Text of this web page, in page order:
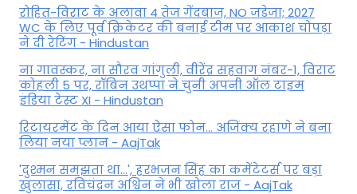
रोहित-विराट के अलावा 4 तेज गेंदबाज, NO जडेजा; 2027
WC के लिए पूर्व क्रिकेटर की बनाई टीम पर आकाश चोपड़ा
ने दी रेटिंग - Hindustan
ना गावस्कर, ना सौरव गांगुली, वीरेंद्र सहवाग नंबर-1, विराट
कोहली 5 पर, रॉबिन उथप्पा ने चुनी अपनी ऑल टाइम
इंडिया टेस्ट XI - Hindustan
रिटायरमेंट के दिन आया ऐसा फोन... अजिंक्य रहाणे ने बना
लिया नया प्लान - AajTak
'दुश्मन समझता था...', हरभजन सिंह का कमेंटेटर्स पर बड़ा
खुलासा, रव‍िचंद्रन अश्विन ने भी खोला राज - AajTak